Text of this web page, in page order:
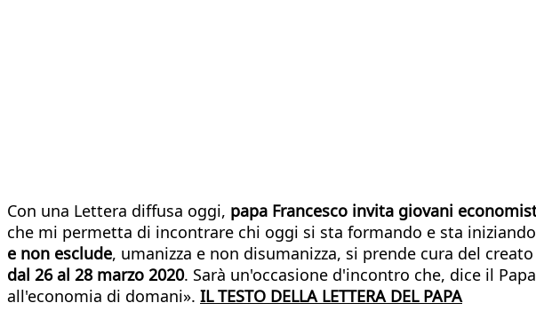
Con una Lettera diffusa oggi, papa Francesco invita giovani
che mi permetta di incontrare chi oggi si sta formando e sta
e non esclude, umanizza e non disumanizza, si prende cura del
dal 26 al 28 marzo 2020. Sarà un'occasione d'incontro che, dice il
all'economia di domani». IL TESTO DELLA LETTERA DEL PAPA